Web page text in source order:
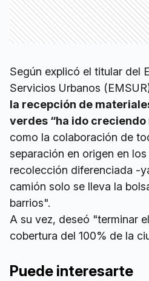
Según explicó el titular del
Servicios Urbanos
la recepción de
verdes “ha ido
como la colaboración de
separación en origen en
recolección diferenciada -
camión solo se lleva la
barrios".
A su vez, deseó "terminar
cobertura del 100% de la
Puede interesarte